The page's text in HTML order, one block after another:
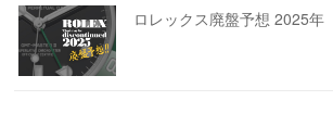
ロレックス廃盤予想 2025年